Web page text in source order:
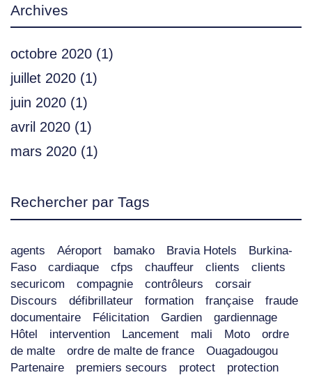
Archives
octobre 2020 (1)
juillet 2020 (1)
juin 2020 (1)
avril 2020 (1)
mars 2020 (1)
Rechercher par Tags
agents Aéroport bamako Bravia Hotels
Burkina-
Faso
cardiaque cfps chauffeur clients
clients
securicom
compagnie contrôleurs
corsair
Discours
défibrillateur formation française
fraude
documentaire
Félicitation Gardien
gardiennage
Hôtel
intervention Lancement mali Moto
ordre
de malte
ordre de malte de france
Ouagadougou
Partenaire
premiers secours protect
protection